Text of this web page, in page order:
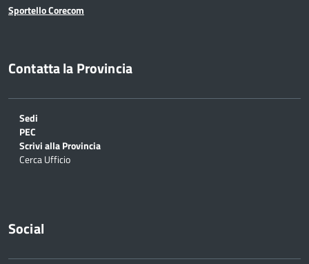
Sportello Corecom
Contatta la Provincia
Sedi
PEC
Scrivi alla Provincia
Cerca Ufficio
Social